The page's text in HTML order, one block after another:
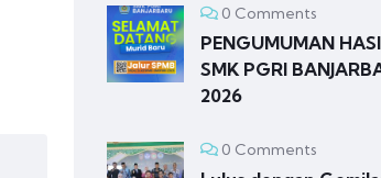
0 Comments
PENGUMUMAN
SMK PGRI
2026
0 Comments